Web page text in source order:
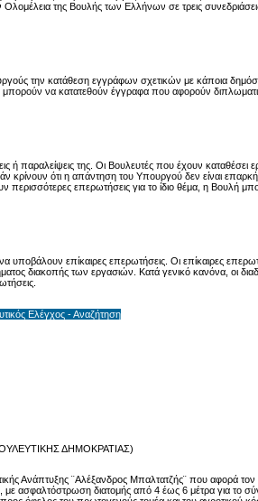
Ολομέλεια της Βουλής των Ελλήνων σε τρεις
την κατάθεση εγγράφων σχετικών με κάποια
να κατατεθούν έγγραφα που αφορούν
παραλείψεις της. Οι Βουλευτές που έχουν καταθέσει
κρίνουν ότι η απάντηση του Υπουργού δεν είναι
επερωτήσεις για το ίδιο θέμα, η Βουλή
υποβάλουν επίκαιρες επερωτήσεις. Οι επίκαιρες
διακοπής των εργασιών. Κατά γενικό κανόνα, οι
Ελέγχος - Αναζήτηση
ΔΗΜΟΚΡΑΤΙΑΣ)
Ανάπτυξης ¨Αλέξανδρος Μπαλτατζής¨ που αφορά
ασφαλτόστρωση διατομής από 4 έως 6 μέτρα για το